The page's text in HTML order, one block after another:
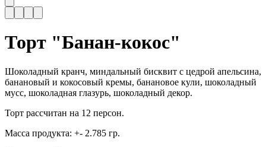
Торт "Банан-кокос"
Шоколадный кранч, миндальный бисквит с цедрой апельсина,
банановый и кокосовый кремы, банановое кули, шоколадный
мусс, шоколадная глазурь, шоколадный декор.
Торт рассчитан на 12 персон.
Масса продукта: +- 2.785 гр.